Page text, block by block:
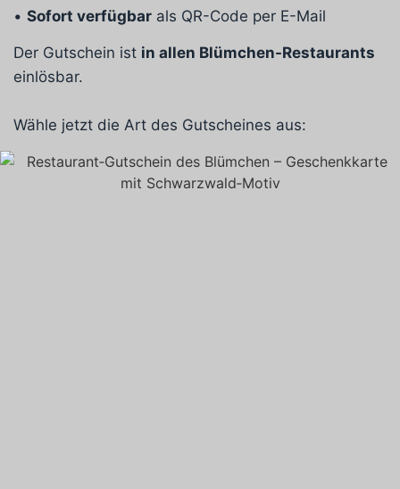
• Sofort verfügbar als QR-Code per E-Mail
Der Gutschein ist in allen Blümchen-Restaurants
einlösbar.
Wähle jetzt die Art des Gutscheines aus: